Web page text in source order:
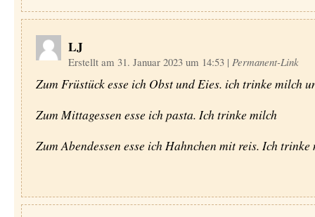
LJ
Erstellt am 31. Januar 2023 um 14:53 | Permanent-Link
Zum Früstück esse ich Obst und Eies. ich trinke milch
Zum Mittagessen esse ich pasta. Ich trinke milch
Zum Abendessen esse ich Hahnchen mit reis. Ich trinke